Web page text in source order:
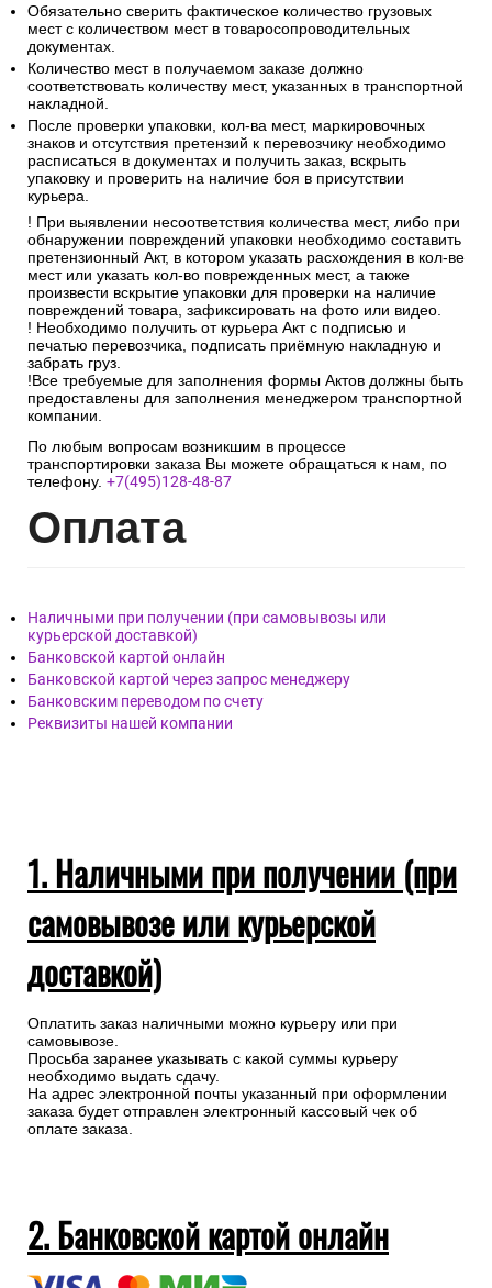
Обязательно сверить фактическое количество грузовых
мест с количеством мест в товаросопроводительных
документах.
Количество мест в получаемом заказе должно
соответствовать количеству мест, указанных в транспортной
накладной.
После проверки упаковки, кол-ва мест, маркировочных
знаков и отсутствия претензий к перевозчику необходимо
расписаться в документах и получить заказ, вскрыть
упаковку и проверить на наличие боя в присутствии
курьера.
! При выявлении несоответствия количества мест, либо при
обнаружении повреждений упаковки необходимо составить
претензионный Акт, в котором указать расхождения в кол-ве
мест или указать кол-во поврежденных мест, а также
произвести вскрытие упаковки для проверки на наличие
повреждений товара, зафиксировать на фото или видео.
! Необходимо получить от курьера Акт с подписью и
печатью перевозчика, подписать приёмную накладную и
забрать груз.
!Все требуемые для заполнения формы Актов должны быть
предоставлены для заполнения менеджером транспортной
компании.
По любым вопросам возникшим в процессе
транспортировки заказа Вы можете обращаться к нам, по
телефону. +7(495)128-48-87
Оплата
Наличными при получении (при самовывозы или
курьерской доставкой)
Банковской картой онлайн
Банковской картой через запрос менеджеру
Банковским переводом по счету
Реквизиты нашей компании
1. Наличными при получении (при
самовывозе или курьерской
доставкой)
Оплатить заказ наличными можно курьеру или при
самовывозе.
Просьба заранее указывать с какой суммы курьеру
необходимо выдать сдачу.
На адрес электронной почты указанный при оформлении
заказа будет отправлен электронный кассовый чек об
оплате заказа.
2. Банковской картой онлайн